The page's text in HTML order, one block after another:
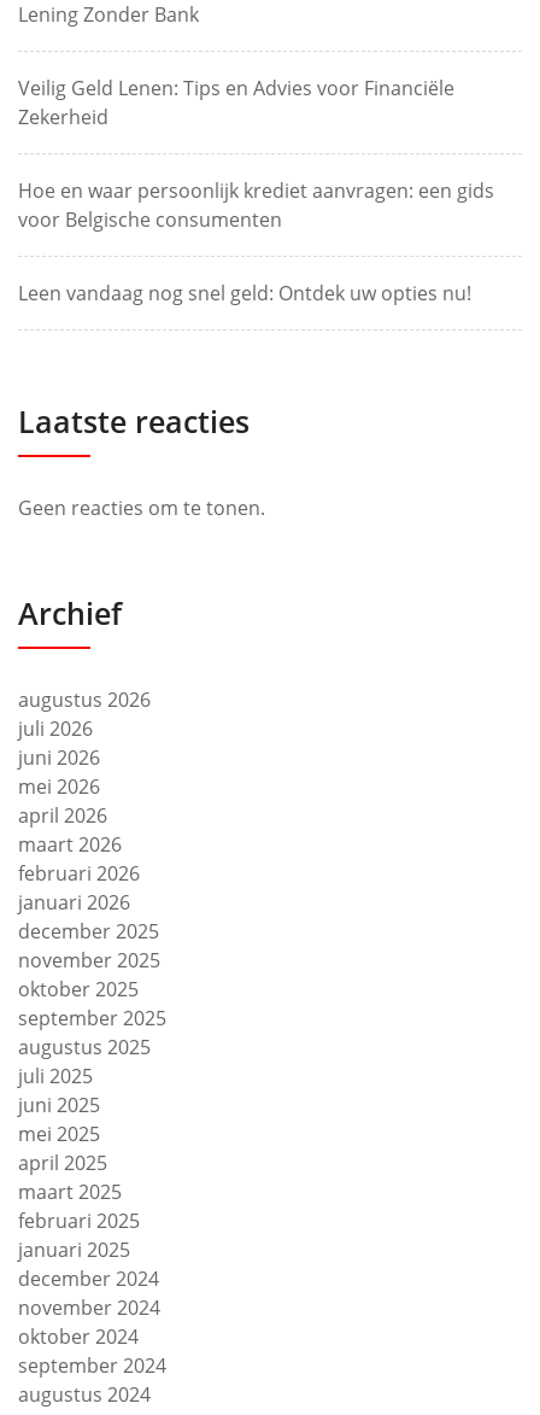
Lening Zonder Bank
Veilig Geld Lenen: Tips en Advies voor Financiële
Zekerheid
Hoe en waar persoonlijk krediet aanvragen: een gids
voor Belgische consumenten
Leen vandaag nog snel geld: Ontdek uw opties nu!
Laatste reacties
Geen reacties om te tonen.
Archief
augustus 2026
juli 2026
juni 2026
mei 2026
april 2026
maart 2026
februari 2026
januari 2026
december 2025
november 2025
oktober 2025
september 2025
augustus 2025
juli 2025
juni 2025
mei 2025
april 2025
maart 2025
februari 2025
januari 2025
december 2024
november 2024
oktober 2024
september 2024
augustus 2024